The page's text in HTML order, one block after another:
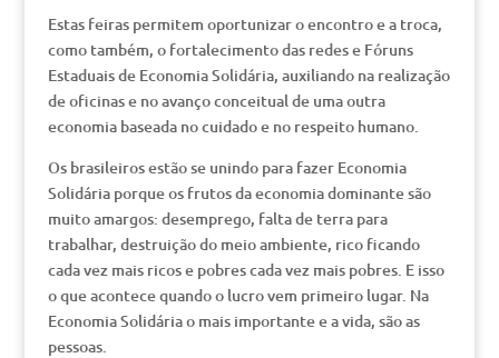
Estas feiras permitem oportunizar o encontro e a troca,
como também, o fortalecimento das redes e Fóruns
Estaduais de Economia Solidária, auxiliando na realização
de oficinas e no avanço conceitual de uma outra
economia baseada no cuidado e no respeito humano.
Os brasileiros estão se unindo para fazer Economia
Solidária porque os frutos da economia dominante são
muito amargos: desemprego, falta de terra para
trabalhar, destruição do meio ambiente, rico ficando
cada vez mais ricos e pobres cada vez mais pobres. E isso
o que acontece quando o lucro vem primeiro lugar. Na
Economia Solidária o mais importante e a vida, são as
pessoas.